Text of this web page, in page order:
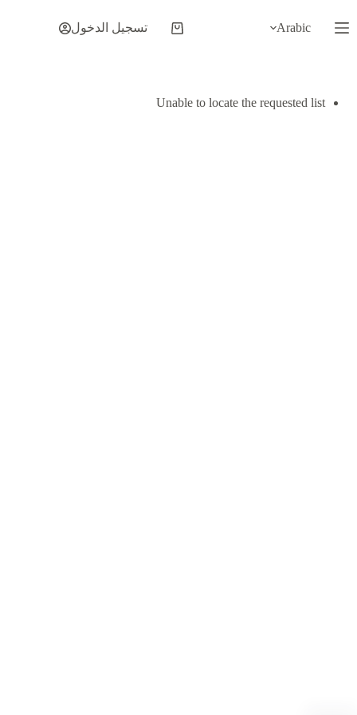
إلى
المحتوى
Arabic
عربة
تسجيل الدخول
Unable to locate the requested list